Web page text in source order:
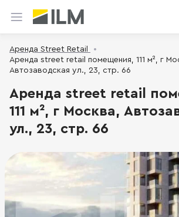
Аренда Street Retail
Аренда street retail помещения, 111 м², г
Автозаводская ул., 23, стр. 66
Аренда street retail
111 м², г Москва,
ул., 23, стр. 66